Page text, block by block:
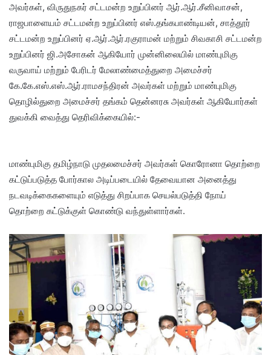
அவர்கள், விருதுநகர் சட்டமன்ற உறுப்பினர் ஆர்.ஆர்.சீனிவாசன்,
ராஜபாளையம் சட்டமன்ற உறுப்பினர் எஸ்.தங்கபாண்டியன், சாத்தூர்
சட்டமன்ற உறுப்பினர் ஏ.ஆர்.ஆர்.ரகுராமன் மற்றும் சிவகாசி சட்டமன்ற
உறுப்பினர் ஜி.அசோகன் ஆகியோர் முன்னிலையில் மாண்புமிகு
வருவாய் மற்றும் பேரிடர் மேலாண்மைத்துறை அமைச்சர்
கே.கே.எஸ்.எஸ்.ஆர்.ராமசந்திரன் அவர்கள் மற்றும் மாண்புமிகு
தொழில்துறை அமைச்சர் தங்கம் தென்னரசு அவர்கள் ஆகியோர்கள்
துவக்கி வைத்து தெரிவிக்கையில்:-
மாண்புமிகு தமிழ்நாடு முதலமைச்சர் அவர்கள் கொரோனா தொற்றை
கட்டுப்படுத்த போர்கால அடிப்படையில் தேவையான அனைத்து
நடவடிக்கைகளையும் எடுத்து சிறப்பாக செயல்படுத்தி நோய்
தொற்றை கட்டுக்குள் கொண்டு வந்துள்ளார்கள்.